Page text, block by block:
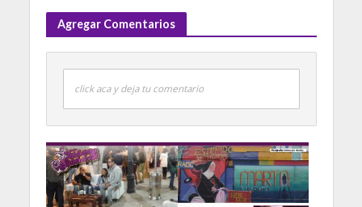
Agregar Comentarios
click aca y deja tu comentario